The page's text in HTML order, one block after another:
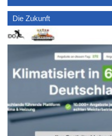
Die Zukunft